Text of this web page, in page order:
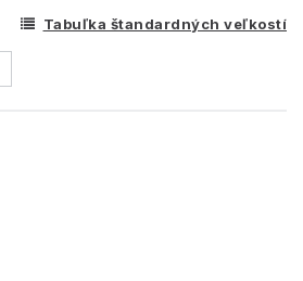
Tabuľka štandardných veľkostí